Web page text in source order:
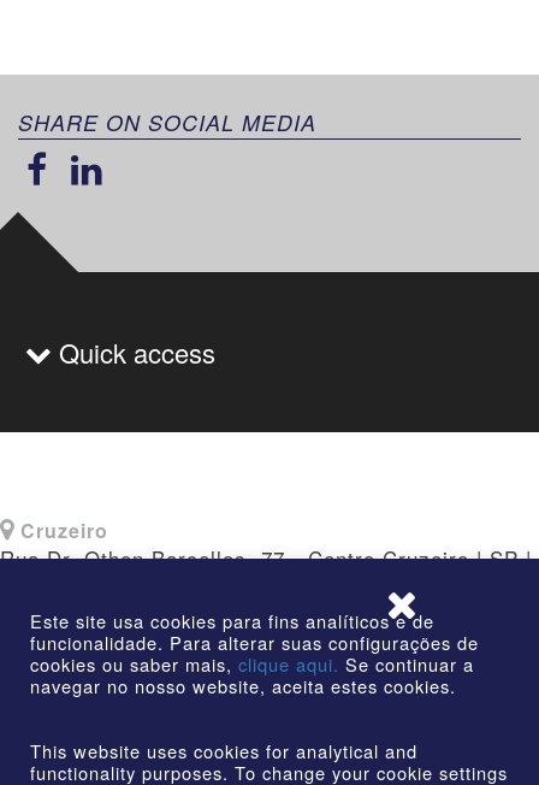
SHARE ON SOCIAL MEDIA
Quick access
Cruzeiro
Rua Dr. Othon Barcellos, 77 - Centro Cruzeiro | SP |
reserved
Este site usa cookies para fins analíticos e de
funcionalidade. Para alterar suas configurações de
cookies ou saber mais, clique aqui. Se continuar a
navegar no nosso website, aceita estes cookies.
This website uses cookies for analytical and
functionality purposes. To change your cookie settings